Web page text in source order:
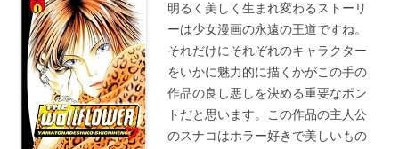
明るく美しく生まれ変わるストーリ
ーは少女漫画の永遠の王道ですね。
それだけにそれぞれのキャラクター
をいかに魅力的に描くかがこの手の
作品の良し悪しを決める重要なポン
トだと思います。この作品の主人公
のスナコはホラー好きで美しいもの